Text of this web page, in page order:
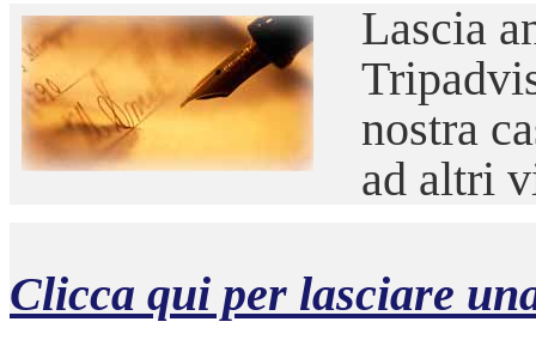
Lascia
nostra
ad altri
Clicca qui per lasciare